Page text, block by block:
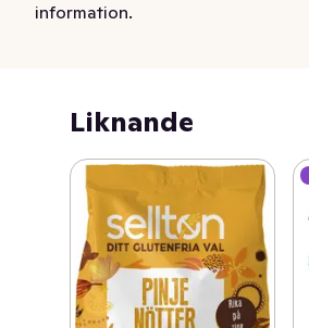
information.
Liknande